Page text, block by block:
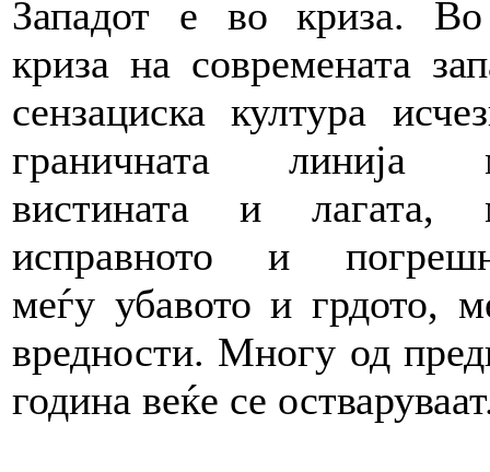
Западот е во криза.
криза на современата
сензациска култура
граничната линија
вистината и лагата,
исправното и
меѓу убавото и грдото,
вредности. Многу од
година веќе се